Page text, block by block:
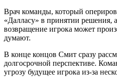
Врач команды, который
«Далласу» в принятии решения,
возвращение игрока может
думают.
В конце концов Смит сразу
долгосрочной перспективе.
угрозу будущее игрока из-за